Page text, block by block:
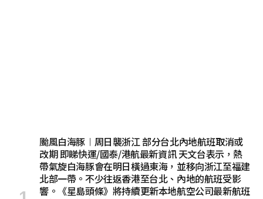
颱風白海豚︱周日襲浙江 部分台北內地航班取消或
改期 即睇快運/國泰/港航最新資訊 天文台表示，熱
帶氣旋白海豚會在明日橫過東海，並移向浙江至福建
北部一帶。不少往返香港至台北、內地的航班受影
響。《星島頭條》將持續更新本地航空公司最新航班